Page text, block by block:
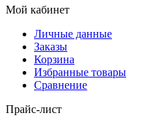
Мой кабинет
Личные данные
Заказы
Корзина
Избранные товары
Сравнение
Прайс-лист